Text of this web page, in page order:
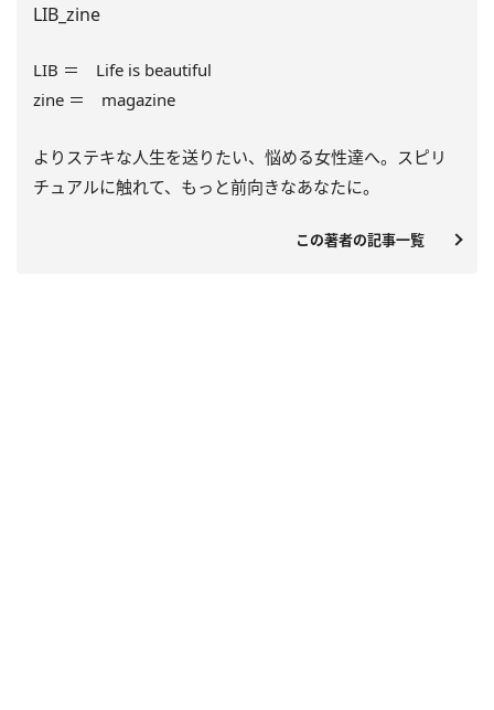
LIB_zine
LIB ＝ Life is beautiful
zine ＝ magazine
よりステキな人生を送りたい、悩める女性達へ。スピリ
チュアルに触れて、もっと前向きなあなたに。
この著者の記事一覧